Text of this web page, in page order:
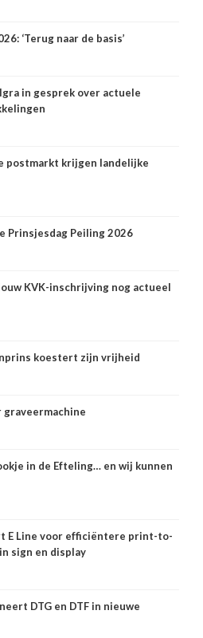
‘Terug naar de basis’
in gesprek over actuele
postmarkt krijgen landelijke
Prinsjesdag Peiling 2026
KVK-inschrijving nog actueel
koestert zijn vrijheid
in de Efteling… en wij kunnen
E Line voor efficiëntere print-to-
sign en display
DTG en DTF in nieuwe